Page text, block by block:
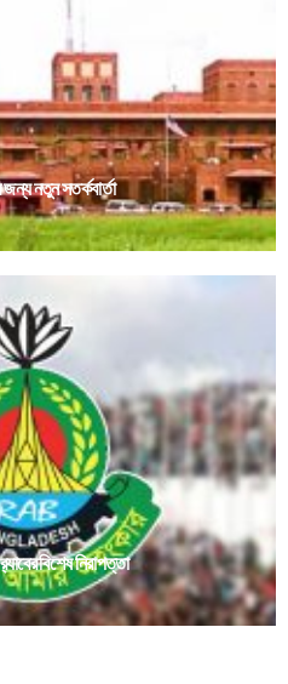
নতুন সতর্কবার্তা
বিশেষ নিরাপত্তা